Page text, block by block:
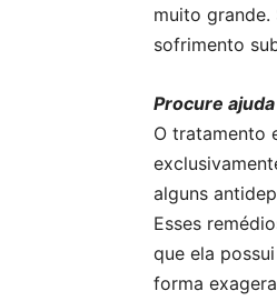
muito
sofrimento
Procure ajuda
O tratamento
alguns
Esses
que ela
forma